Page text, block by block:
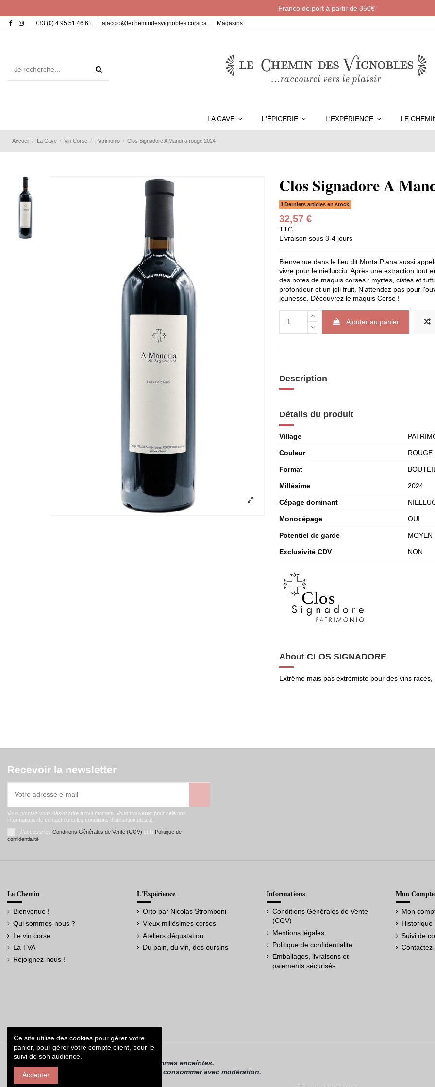
Franco de port à partir de 350€
+33 (0) 4 95 51 46 61 ajaccio@lechemindesvignobles.corsica Magasins
LA CAVE L'ÉPICERIE L'EXPÉRIENCE LE
Accueil La Cave Vin Corse Patrimonio Clos Signadore A Mandria rouge 2024
Clos Signadore A
Derniers articles en stock
32,57 €
TTC
Livraison sous 3-4 jours
Bienvenue dans le lieu dit Morta Piana aussi
vivre pour le niellucciu. Après une extraction tout
des notes de maquis corses : myrtes, cistes et
profondeur et un joli fruit. N'attendez pas pour
jeunesse. Découvrez le maquis Corse !
Ajouter au panier
Description
Détails du produit
Village
Couleur ROUGE
Format
Millésime 2024
Cépage dominant
Monocépage OUI
Potentiel de garde MOYEN
Exclusivité CDV NON
About CLOS SIGNADORE
Extrême mais pas extrémiste pour des vins racés,
Recevoir la newsletter
Vous pouvez vous désinscrire à tout moment. Vous trouverez pour cela nos
informations de contact dans les conditions d'utilisation du site.
J'accepte les Conditions Générales de Vente (CGV) et la Politique de
confidentialité
Le Chemin
Bienvenue !
Qui sommes-nous ?
Le vin corse
La TVA
Rejoignez-nous !
L'Expérience
Orto par Nicolas Stromboni
Vieux millésimes corses
Ateliers dégustation
Du pain, du vin, des oursins
Informations
Conditions Générales de Vente
(CGV)
Mentions légales
Politique de confidentialité
Emballages, livraisons et
paiements sécurisés
Mon Compte
Mon
Historique
Suivi de
La vente d’alcool est interdite aux mineurs.
L’alcool ne doit pas être consommé par les femmes enceintes.
L’abus d’alcool est dangereux pour la santé, à consommer avec modération.
Ce site utilise des cookies pour gérer votre
panier, pour gérer votre compte client, pour le
suivi de son audience.
Accepter